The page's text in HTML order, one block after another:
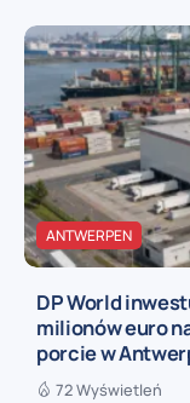
ANTWERPEN
DP World
milionów euro
porcie w
72 Wyświetleń